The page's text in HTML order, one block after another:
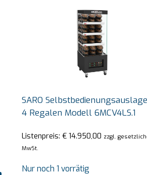
SARO
4 Regalen Modell 6MCV4LS.1
Listenpreis: € 14.950,00 zzgl.
MwSt.
Nur noch 1 vorrätig